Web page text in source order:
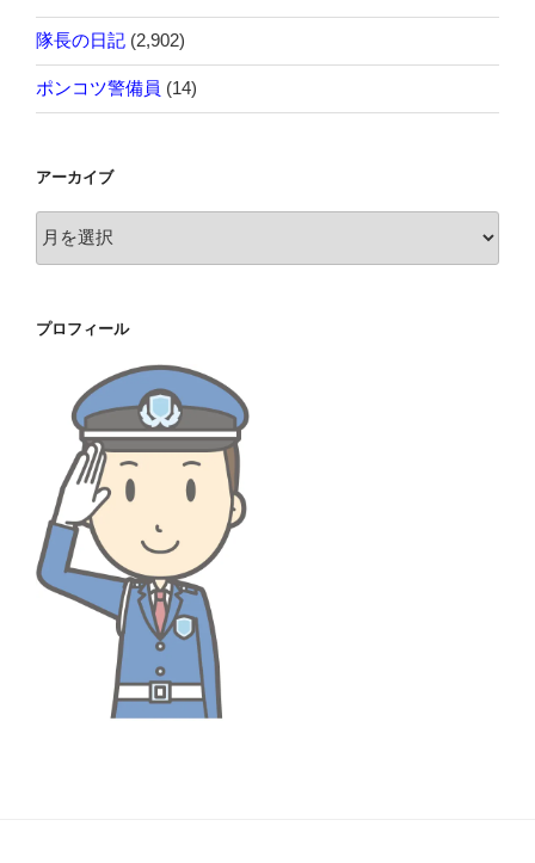
隊長の日記 (2,902)
ポンコツ警備員 (14)
アーカイブ
ー
ブ
プロフィール